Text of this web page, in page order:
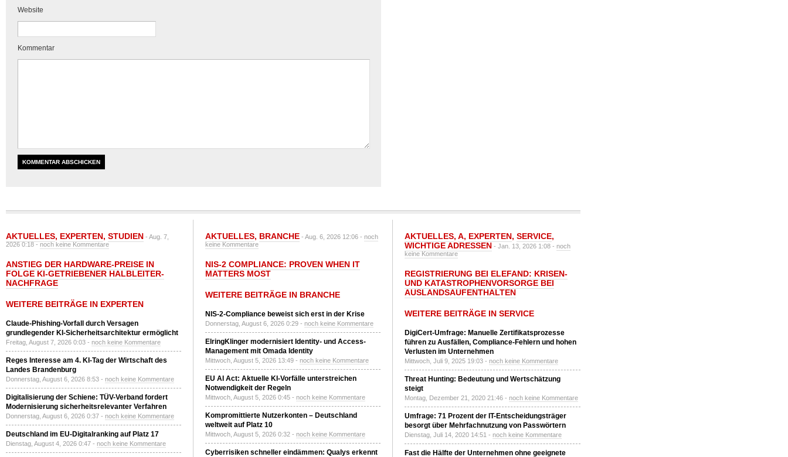
Website
Kommentar
AKTUELLES, EXPERTEN, STUDIEN - Aug. 7,
2026 0:18 -noch keine Kommentare
ANSTIEG DER HARDWARE-PREISE IN
FOLGE KI-GETRIEBENER HALBLEITER-
NACHFRAGE
WEITERE BEITRÄGE IN EXPERTEN
Claude-Phishing-Vorfall durch Versagen
grundlegender KI-Sicherheitsarchitektur ermöglicht
Freitag, August 7, 2026 0:03 - noch keine Kommentare
Reges Interesse am 4. KI-Tag der Wirtschaft des
Landes Brandenburg
Donnerstag, August 6, 2026 8:53 - noch keine Kommentare
Digitalisierung der Schiene: TÜV-Verband fordert
Modernisierung sicherheitsrelevanter Verfahren
Donnerstag, August 6, 2026 0:37 - noch keine Kommentare
Deutschland im EU-Digitalranking auf Platz 17
Dienstag, August 4, 2026 0:47 - noch keine Kommentare
AKTUELLES, BRANCHE - Aug. 6, 2026 12:06 - noch
keine Kommentare
NIS-2 COMPLIANCE: PROVEN WHEN IT
MATTERS MOST
WEITERE BEITRÄGE IN BRANCHE
NIS-2-Compliance beweist sich erst in der Krise
Donnerstag, August 6, 2026 0:29 - noch keine Kommentare
ElringKlinger modernisiert Identity- und Access-
Management mit Omada Identity
Mittwoch, August 5, 2026 13:49 - noch keine Kommentare
EU AI Act: Aktuelle KI-Vorfälle unterstreichen
Notwendigkeit der Regeln
Mittwoch, August 5, 2026 0:45 - noch keine Kommentare
Kompromittierte Nutzerkonten – Deutschland
weltweit auf Platz 10
Mittwoch, August 5, 2026 0:32 - noch keine Kommentare
Cyberrisiken schneller eindämmen: Qualys erkennt
AKTUELLES, A, EXPERTEN, SERVICE,
WICHTIGE ADRESSEN - Jan. 13, 2026 1:08 - noch
keine Kommentare
REGISTRIERUNG BEI ELEFAND: KRISEN-
UND KATASTROPHENVORSORGE BEI
AUSLANDSAUFENTHALTEN
WEITERE BEITRÄGE IN SERVICE
DigiCert-Umfrage: Manuelle Zertifikatsprozesse
führen zu Ausfällen, Compliance-Fehlern und hohen
Verlusten im Unternehmen
Mittwoch, Juli 9, 2025 19:03 - noch keine Kommentare
Threat Hunting: Bedeutung und Wertschätzung
steigt
Montag, Dezember 21, 2020 21:46 - noch keine Kommentare
Umfrage: 71 Prozent der IT-Entscheidungsträger
besorgt über Mehrfachnutzung von Passwörtern
Dienstag, Juli 14, 2020 14:51 - noch keine Kommentare
Fast die Hälfte der Unternehmen ohne geeignete